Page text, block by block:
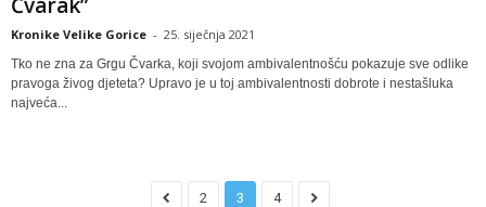
Kronike Velike Gorice - 25. siječnja 2021
Tko ne zna za Grgu Čvarka, koji svojom ambivalentnošću pokazuje sve odlike
pravoga živog djeteta? Upravo je u toj ambivalentnosti dobrote i nestašluka
najveća...
2 3 4